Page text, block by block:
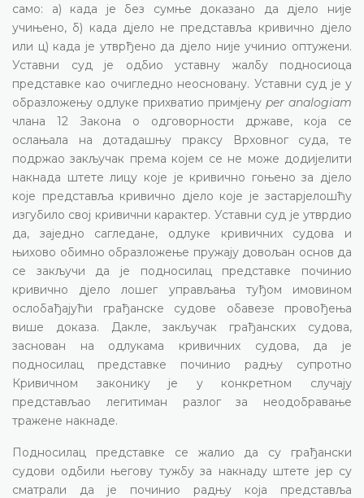
само: а) када је без сумње доказано да дјело није
учињено, б) када дјело не представља кривично дјело
или ц) када је утврђено да дјело није учинио оптужени.
Уставни суд је одбио уставну жалбу подносиоца
представке као очигледно неосновану. Уставни суд је у
образложењу одлуке прихватио примјену per analogiam
члана 12 Закона о одговорности државе, која се
ослањала на дотадашњу праксу Врховног суда, те
подржао закључак према којем се не може додијелити
накнада штете лицу које је кривично гоњено за дјело
које представља кривично дјело које је застарјелошћу
изгубило свој кривични карактер. Уставни суд је утврдио
да, заједно сагледане, одлуке кривичних судова и
њихово обимно образложење пружају довољан основ да
се закључи да је подносилац представке починио
кривично дјело лошег управљања туђом имовином
ослобађајући грађанске судове обавезе провођења
више доказа. Дакле, закључак грађанских судова,
заснован на одлукама кривичних судова, да је
подносилац представке починио радњу супротно
Кривичном законику је у конкретном случају
представљао легитиман разлог за неодобравање
тражене накнаде.
Подносилац представке се жалио да су грађански
судови одбили његову тужбу за накнаду штете јер су
сматрали да је починио радњу која представља